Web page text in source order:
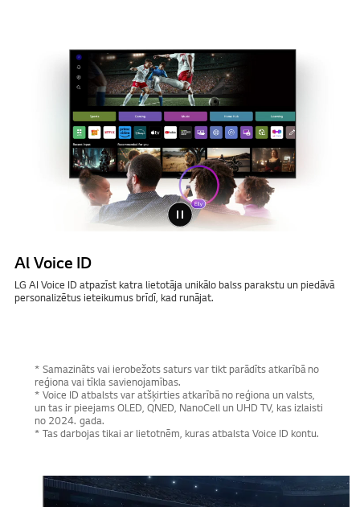
Al Voice ID
LG AI Voice ID atpazīst katra lietotāja unikālo balss parakstu un piedāvā
personalizētus ieteikumus brīdī, kad runājat.
* Samazināts vai ierobežots saturs var tikt parādīts atkarībā no
reģiona vai tīkla savienojamības.
* Voice ID atbalsts var atšķirties atkarībā no reģiona un valsts,
un tas ir pieejams OLED, QNED, NanoCell un UHD TV, kas izlaisti
no 2024. gada.
* Tas darbojas tikai ar lietotnēm, kuras atbalsta Voice ID kontu.